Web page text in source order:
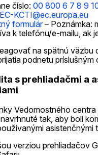
číslo: 00 800 6 7 8 9
EC-KCTI@ec.europa.eu
formulár– Poznámka:
k telefónu/e-mailu, ak
na spätnú väzbu
podnetu príslušným
s prehliadačmi a
Vedomostného centra
tak, aby boli
asistenčnými
verziou prehliadačov